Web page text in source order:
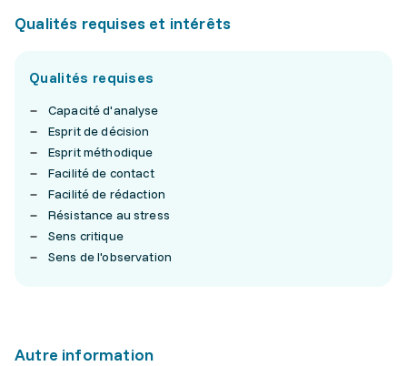
Qualités requises et intérêts
Qualités requises
Capacité d'analyse
Esprit de décision
Esprit méthodique
Facilité de contact
Facilité de rédaction
Résistance au stress
Sens critique
Sens de l'observation
Autre information